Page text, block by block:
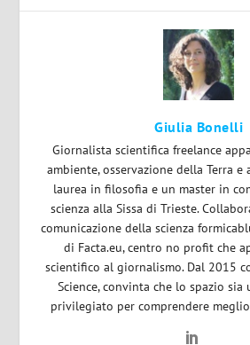
Giulia Bonelli
Giornalista scientifica freelance
ambiente, osservazione della Terra e
laurea in filosofia e un master in
scienza alla Sissa di Trieste.
comunicazione della scienza
di Facta.eu, centro no profit che
scientifico al giornalismo. Dal 2015
Science, convinta che lo spazio
privilegiato per comprendere